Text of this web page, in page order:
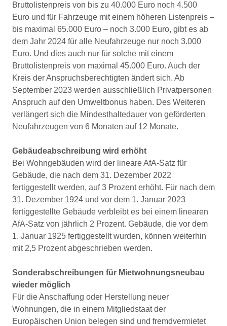
Bruttolistenpreis von bis zu 40.000 Euro noch 4.500
Euro und für Fahrzeuge mit einem höheren Listenpreis –
bis maximal 65.000 Euro – noch 3.000 Euro, gibt es ab
dem Jahr 2024 für alle Neufahrzeuge nur noch 3.000
Euro. Und dies auch nur für solche mit einem
Bruttolistenpreis von maximal 45.000 Euro. Auch der
Kreis der Anspruchsberechtigten ändert sich. Ab
September 2023 werden ausschließlich Privatpersonen
Anspruch auf den Umweltbonus haben. Des Weiteren
verlängert sich die Mindesthaltedauer von geförderten
Neufahrzeugen von 6 Monaten auf 12 Monate.
Gebäudeabschreibung wird erhöht
Bei Wohngebäuden wird der lineare AfA-Satz für
Gebäude, die nach dem 31. Dezember 2022
fertiggestellt werden, auf 3 Prozent erhöht. Für nach dem
31. Dezember 1924 und vor dem 1. Januar 2023
fertiggestellte Gebäude verbleibt es bei einem linearen
AfA-Satz von jährlich 2 Prozent. Gebäude, die vor dem
1. Januar 1925 fertiggestellt wurden, können weiterhin
mit 2,5 Prozent abgeschrieben werden.
Sonderabschreibungen für Mietwohnungsneubau
wieder möglich
Für die Anschaffung oder Herstellung neuer
Wohnungen, die in einem Mitgliedstaat der
Europäischen Union belegen sind und fremdvermietet